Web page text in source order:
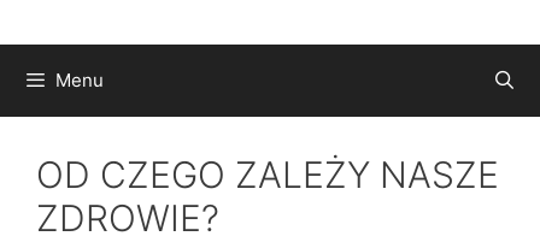
Menu
OD CZEGO ZALEŻY NASZE
ZDROWIE?